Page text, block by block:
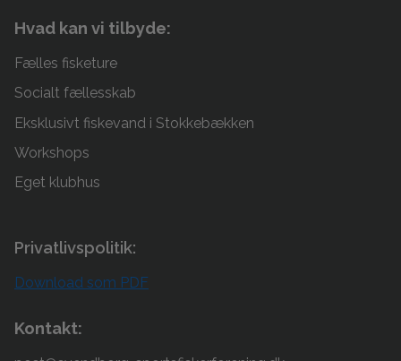
Hvad kan vi tilbyde:
Fælles fisketure
Socialt fællesskab
Eksklusivt fiskevand i Stokkebækken
Workshops
Eget klubhus
Privatlivspolitik:
Download som PDF
Kontakt: